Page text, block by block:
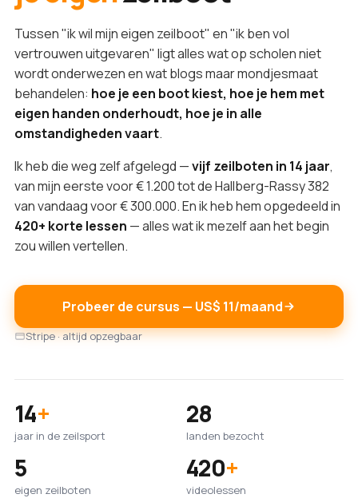
Tussen "ik wil mijn eigen zeilboot" en "ik ben vol
vertrouwen uitgevaren" ligt alles wat op scholen niet
wordt onderwezen en wat blogs maar mondjesmaat
behandelen: hoe je een boot kiest, hoe je hem met
eigen handen onderhoudt, hoe je in alle
omstandigheden vaart.
Ik heb die weg zelf afgelegd —vijf zeilboten in 14 jaar,
van mijn eerste voor € 1.200 tot de Hallberg-Rassy 382
van vandaag voor € 300.000. En ik heb hem opgedeeld in
420+ korte lessen — alles wat ik mezelf aan het begin
zou willen vertellen.
Probeer de cursus — US$ 11/maand
Stripe · altijd opzegbaar
14+
jaar in de zeilsport
28
landen bezocht
5
eigen zeilboten
420+
videolessen